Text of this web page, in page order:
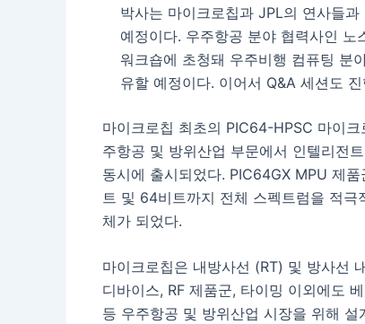
박사는 마이크로칩과 JPL의 연사들
예정이다. 우주항공 분야 협력사인
워크숍에 초청돼 우주비행 컴퓨팅 분
유할 예정이다. 이어서 Q&A 세션도
마이크로칩 최초의 PIC64-HPSC 마이
주항공 및 방위산업 부문에서 인텔리전
동시에 출시되었다. PIC64GX MPU 제
트 및 64비트까지 전체 스펙트럼을 적
체가 되었다.
마이크로칩은 내방사선 (RT) 및 방사선
디바이스, RF 제품군, 타이밍 이외에도
등 우주항공 및 방위산업 시장을 위해